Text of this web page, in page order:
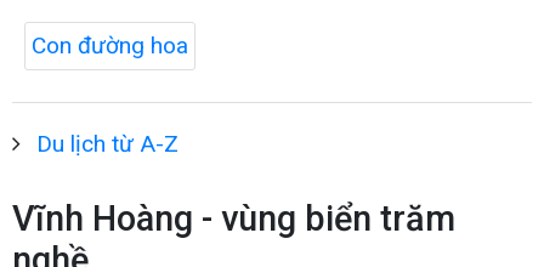
Con đường hoa
Du lịch từ A-Z
Vĩnh Hoàng - vùng biển trăm